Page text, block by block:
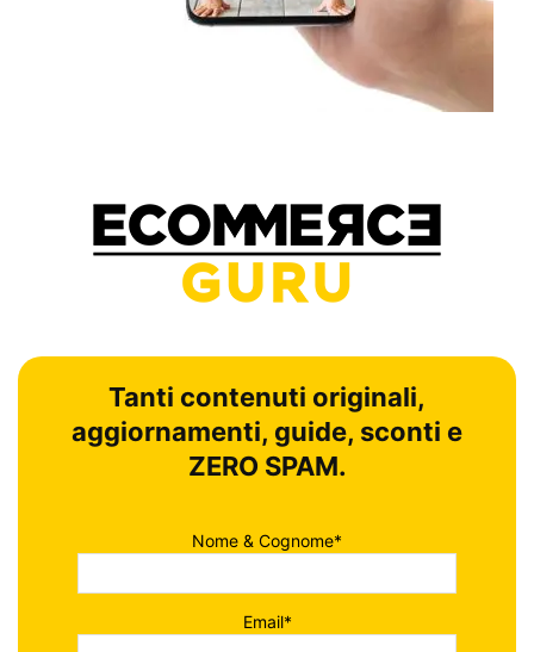
Tanti contenuti originali,
aggiornamenti, guide, sconti e
ZERO SPAM.
Nome & Cognome*
Email*